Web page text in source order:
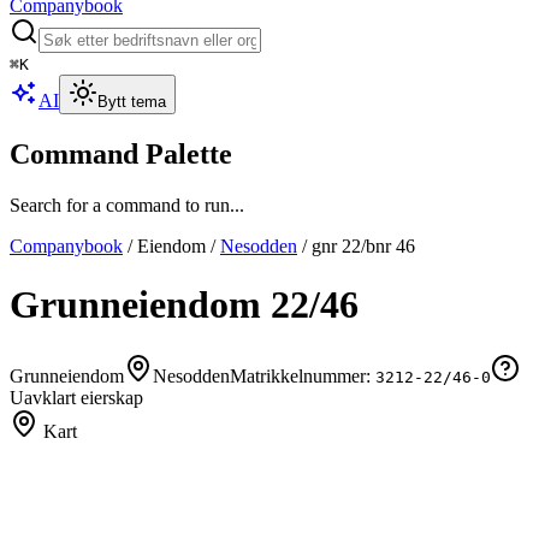
Companybook
⌘K
AI Bytt tema
Command Palette
Search for a command to run...
Companybook /Eiendom /Nesodden / gnr 22/bnr46
Grunneiendom 22/46
Grunneiendom NesoddenMatrikkelnummer: 3212-22/46-0
Uavklart eierskap
Kart